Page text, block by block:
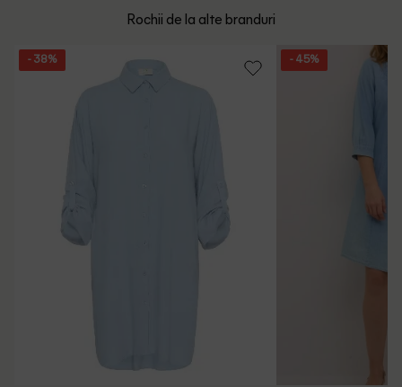
Whatsapp/Telefon: +40 (771) 404 643
Intrebari frecvente
Rochii de la alte branduri
- 38% - 45%